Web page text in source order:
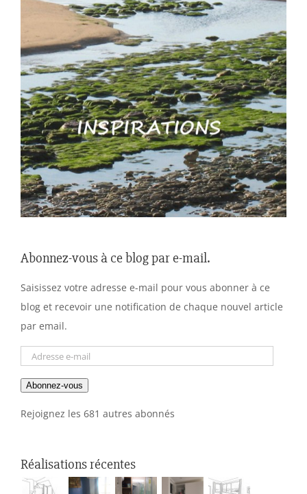
Abonnez-vous à ce blog par e-mail.
Saisissez votre adresse e-mail pour vous abonner à ce
blog et recevoir une notification de chaque nouvel article
par email.
Adresse
mail
Abonnez-vous
Rejoignez les 681 autres abonnés
Réalisations récentes